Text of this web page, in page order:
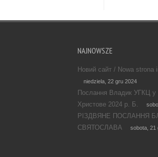
NAJNOWSZE
Новий сайт / Nowa strona
niedziela, 22 gru 2024
Послання Владик УГКЦ у
Христове 2024 р. Б.
РІЗДВЯНЕ ПОСЛАННЯ
СВЯТОСЛАВА
sobota, 21